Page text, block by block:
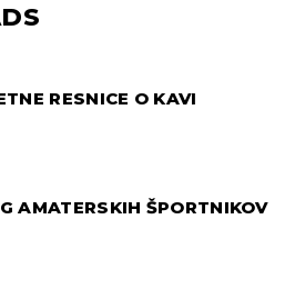
RESNICE O KAVI
AMATERSKIH ŠPORTNIKOV